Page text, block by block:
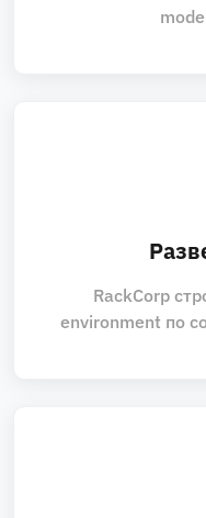
RackCorp
environment по